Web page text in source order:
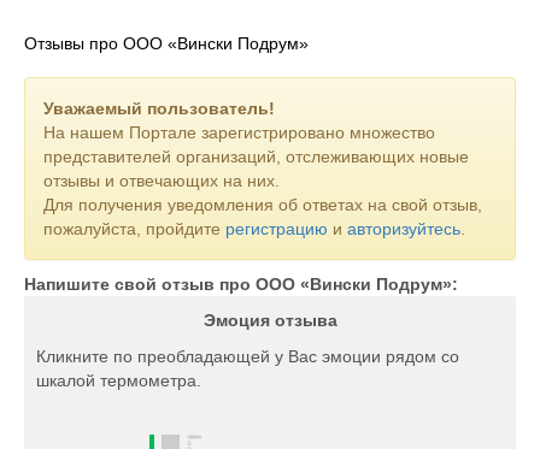
Отзывы про ООО «Вински Подрум»
Уважаемый пользователь!
На нашем Портале зарегистрировано множество
представителей организаций, отслеживающих новые
отзывы и отвечающих на них.
Для получения уведомления об ответах на свой отзыв,
пожалуйста, пройдите регистрацию и авторизуйтесь
Напишите свой отзыв про ООО «Вински Подрум»:
Эмоция отзыва
Кликните по преобладающей у Вас эмоции рядом со
шкалой термометра.